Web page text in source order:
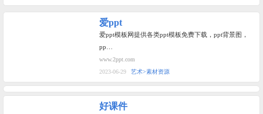
爱ppt
爱ppt模板网提供各类ppt模板免费下载，ppt背景图，
pp…
www.2ppt.com
2023-06-29
艺术>素材资源
好课件